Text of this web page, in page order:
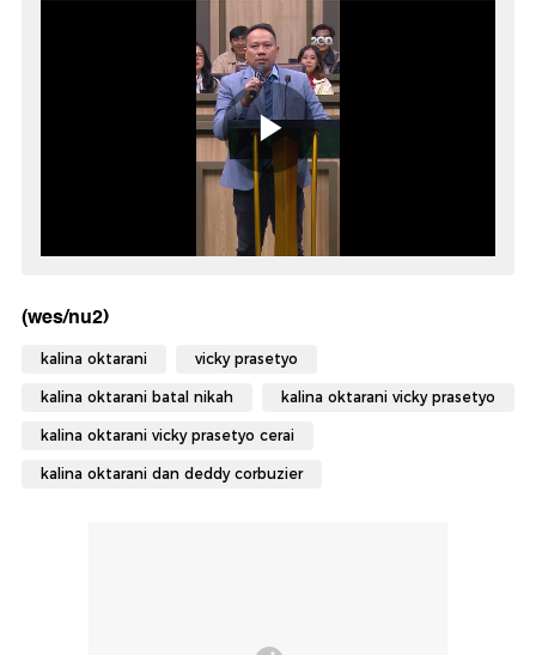
(wes/nu2)
kalina oktarani vicky prasetyo
kalina oktarani batal nikah kalina oktarani vicky prasetyo
kalina oktarani vicky prasetyo cerai
kalina oktarani dan deddy corbuzier